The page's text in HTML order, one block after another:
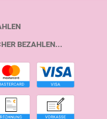
BEZAHLEN...